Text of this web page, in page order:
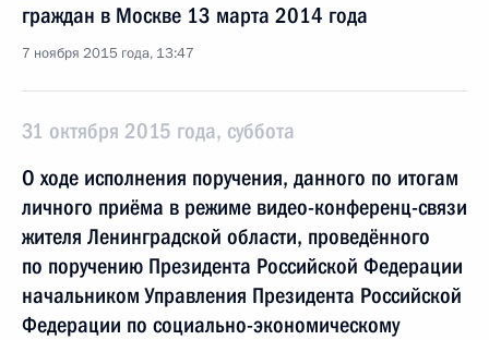
граждан в Москве 13 марта 2014 года
7 ноября 2015 года, 13:47
31 октября 2015 года, суббота
О ходе исполнения поручения, данного по итогам
личного приёма в режиме видео-конференц-связи
жителя Ленинградской области, проведённого
по поручению Президента Российской Федерации
начальником Управления Президента Российской
Федерации по социально-экономическому